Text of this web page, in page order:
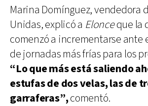
Marina Domínguez, vendedora
Unidas, explicó a Elonceque la
comenzó a incrementarse ante
de jornadas más frías para los
“Lo que más está saliendo
estufas de dos velas, las de
garraferas”,comentó.